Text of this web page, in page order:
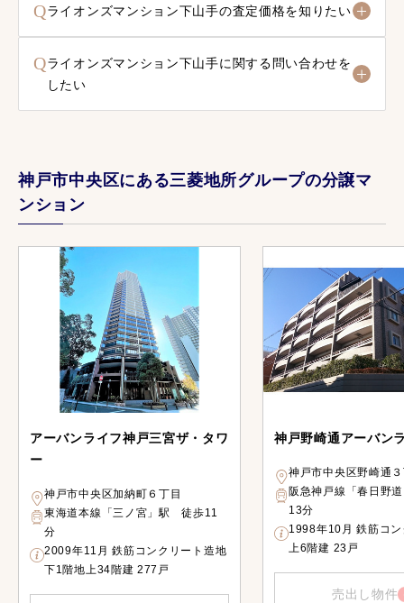
Qライオンズマンション下山手の査定価格を知りたい
Qライオンズマンション下山手に関する問い合わせを
したい
神戸市中央区にある三菱地所グループの分譲マ
ンション
アーバンライフ神戸三宮ザ・タワ
ー
神戸市中央区加納町６丁目
東海道本線「三ノ宮」駅 徒歩11
分
2009年11月 鉄筋コンクリート造地
下1階地上34階建 277戸
神戸野崎通アーバン
神戸市中央区野崎通
阪急神戸線「春日野
13分
1998年10月 鉄筋コ
上6階建 23戸
売出し物件